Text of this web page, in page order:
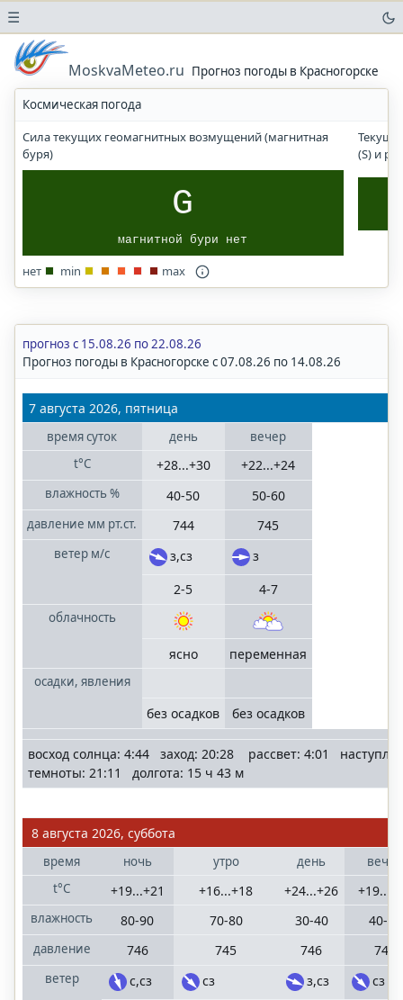
MoskvaMeteo.ru Прогноз погоды в Красногорске
☰
Космическая погода
Сила текущих геомагнитных возмущений (магнитная
буря)
G
магнитной бури нет
(S) и
нет min max
прогноз с 15.08.26 по 22.08.26
Прогноз погоды в Красногорске с 07.08.26 по 14.08.26
7 августа 2026, пятница
времясуток
t°C
влажность%
давление мм рт.ст.
ветер м/с
облачность
осадки, явления
день
+28...+30
40-50
744
з,сз
2-5
ясно
без осадков
вечер
+22...+24
50-60
745
з
4-7
переменная
без осадков
восход солнца: 4:44 заход: 20:28 рассвет: 4:01
темноты: 21:11 долгота: 15 ч 43 м
8 августа 2026, суббота
время
t°C
влажность
давление
ветер
ночь
+19...+21
80-90
746
с,сз
утро
+16...+18
70-80
745
сз
день
+24...+26
30-40
746
з,сз
вечер
40-50
746
сз
Погода
в
Прогноз
УФ-
индекса
населенных
пунктах
Волгоградская
область
Татарстан
Краснодар
Краснодарский
Московская
область
Нижний
область
Ростовская
область
Санкт-
Петербург
Ленинградская
область
Сочи
населенные
пункты
Большого Сочи